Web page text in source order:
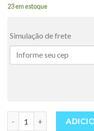
23 em estoque
Simulação de frete
Transponder Chip ID48